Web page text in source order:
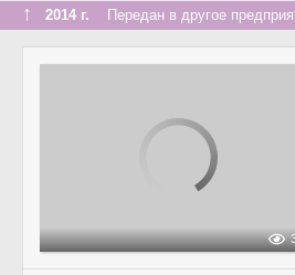
↑ 2014 г. Передан в другое